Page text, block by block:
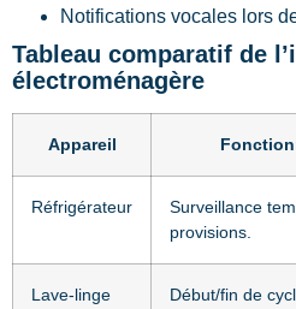
Notifications vocales lors
Tableau comparatif de
électroménagère
Appareil
Réfrigérateur
Surveillance
provisions.
Lave-linge
Début/fin de